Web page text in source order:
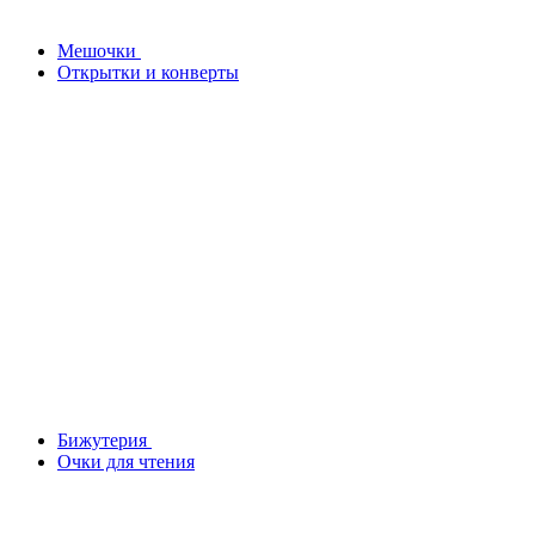
Мешочки
Открытки и конверты
Бижутерия
Очки для чтения